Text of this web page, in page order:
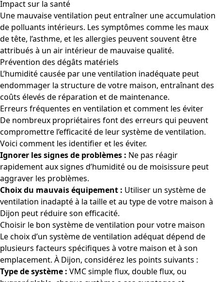
Impact sur la santé
Une mauvaise ventilation peut entraîner une accumulation
de polluants intérieurs. Les symptômes comme les maux
de tête, l’asthme, et les allergies peuvent souvent être
attribués à un air intérieur de mauvaise qualité.
Prévention des dégâts matériels
L’humidité causée par une ventilation inadéquate peut
endommager la structure de votre maison, entraînant des
coûts élevés de réparation et de maintenance.
Erreurs fréquentes en ventilation et comment les éviter
De nombreux propriétaires font des erreurs qui peuvent
compromettre l’efficacité de leur système de ventilation.
Voici comment les identifier et les éviter.
Ignorer les signes de problèmes : Ne pas réagir
rapidement aux signes d’humidité ou de moisissure peut
aggraver les problèmes.
Choix du mauvais équipement : Utiliser un système de
ventilation inadapté à la taille et au type de votre maison à
Dijon peut réduire son efficacité.
Choisir le bon système de ventilation pour votre maison
Le choix d’un système de ventilation adéquat dépend de
plusieurs facteurs spécifiques à votre maison et à son
emplacement. À Dijon, considérez les points suivants :
Type de système : VMC simple flux, double flux, ou